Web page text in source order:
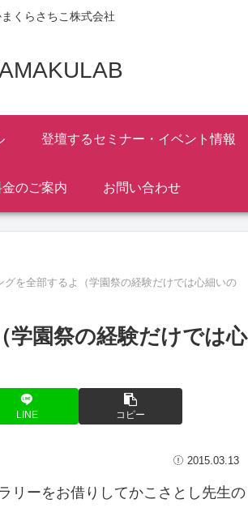
くらさちこ株式会社
登壇するセミナー・イベント情報
のご案内 お問い合わせ
グを全部するよ（学園祭の経験だけでは心細いの
学園祭の経験だけでは心
LINE コピー
2015.03.13
リーをお借りしてかこさとし先生の